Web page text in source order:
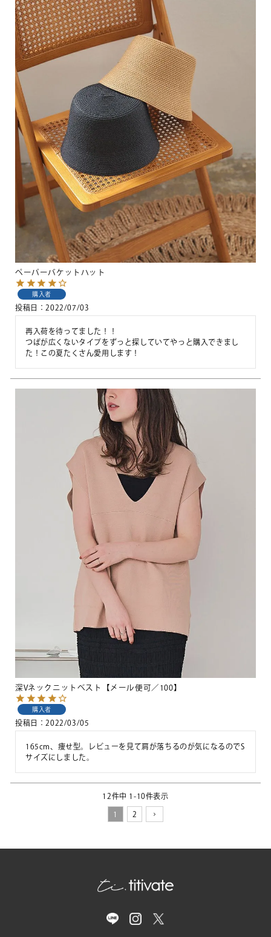
ペーパーバケットハット
購入者
投稿日 2022/07/03
再入荷を待ってました！！
つばが広くないタイプをずっと探していてやっと購入できまし
た！この夏たくさん愛用します！
深Vネックニットベスト【メール便可／100】
購入者
投稿日 2022/03/05
165cm、痩せ型。レビューを見て肩が落ちるのが気になるのでS
サイズにしました。
12件中 1 -10件表示
1 2